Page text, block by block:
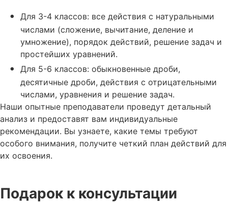
Для 3-4 классов: все действия с натуральными
числами (сложение, вычитание, деление и
умножение), порядок действий, решение задач и
простейших уравнений.
Для 5-6 классов: обыкновенные дроби,
десятичные дроби, действия с отрицательными
числами, уравнения и решение задач.
Наши опытные преподаватели проведут детальный
анализ и предоставят вам индивидуальные
рекомендации. Вы узнаете, какие темы требуют
особого внимания, получите четкий план действий для
их освоения.
Подарок к консультации